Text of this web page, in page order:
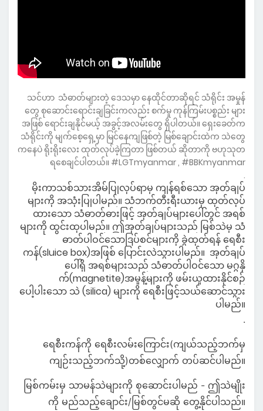
သင်ဟာ သံဓာတ်များတဲ့ ဒေသမှာ နေထိုင်တာဆိုရင် သံရိုင်း အမှုန်
တွေ စုဆောင်းရောင်းချခြင်းကလည်း စက်မှု ကုန်ကြမ်းပစ္စည်း များ
အဖြစ် ရောင်းချနိုင်မယ့် အခွင့်အလမ်းတွေ ရှိပါတယ်။ ရှေးခေတ်က
သံရိုင်းကို မျက်စေ့ရှေ့မှာ မြင်နေကျဖြစ်တဲ့ မြစ်ချောင်းထဲက သဲတွေ
ကနေပဲ ရိုးရိုးလေး ထုတ်လုပ်ခဲ့ကြတာ ဖြစ်တယ် ဆိုတာကို ဗဟုသုတ
ရစေချင်ပါတယ်။ #LGTmyanmar , #BBKmyanmar
.
မိုးကာသစ်သားအိမ်ပြုလုပ်ရာမှ ကျန်ရစ်သော အုတ်ချပ်
များကို အသုံးပြုပါမည်။ သံဘက်တီးရီးယားမှ ထုတ်လုပ်
ထားသော သံဓာတ်ဓားဖြင့် အုတ်ချပ်များပေါ်တွင် အရစ်
များကို ထွင်းထုပါမည်။ ဤအုတ်ချပ်များသည် မြစ်သဲမှ သံ
ဓာတ်ပါဝင်သောဒြပ်စင်များကို ခွဲထုတ်ရန် ရေစီး
ကန်(sluice box)အဖြစ် ပြောင်းလဲသွားပါမည်။ အုတ်ချပ်
ပေါ်ရှိ အရစ်များသည် သံဓာတ်ပါဝင်သော မဂ္ဂနို
က်(magnetite)အမှုန့်များကို ဖမ်းယူထားနိုင်စဉ်
ပေါ့ပါးသော သဲ (silica) များကို ရေစီးဖြင့်သယ်ဆောင်သွား
ပါမည်။
.
ရေစီးကန်ကို ရေစီးလမ်းကြောင်း(ကျယ်သည့်ဘက်မှ
ကျဉ်းသည့်ဘက်သို့)တစ်လျှောက် တပ်ဆင်ပါမည်။
မြစ်ကမ်းမှ သာမန်သဲများကို စုဆောင်းပါမည် - ဤသဲမျိုး
ကို မည်သည့်ချောင်း/မြစ်တွင်မဆို တွေ့နိုင်ပါသည်။